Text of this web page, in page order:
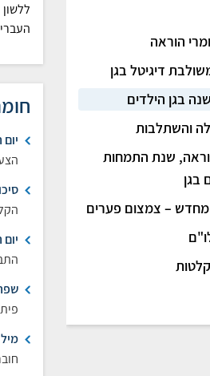
הוראה
דיגיטל בגן
בגן הילדים
והשתלבות
שנת התמחות
בגן
מחדש – צמצום פערים